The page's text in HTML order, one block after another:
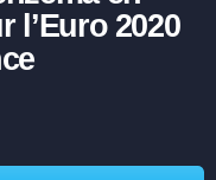
l’Euro 2020